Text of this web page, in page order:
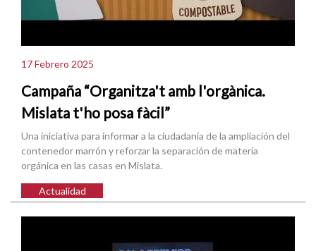
17 Febrero 2025
Campaña “Organitza't amb l'orgànica.
Mislata t'ho posa fàcil”
Una iniciativa para informar a la ciudadanía de la ampliación del
contenedor marrón y reforzar la separación de materia
orgánica en las casas en Mislata.
Actualidad